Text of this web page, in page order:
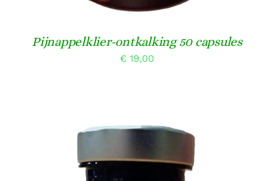
Pijnappelklier-ontkalking 50 capsules
€ 19,00